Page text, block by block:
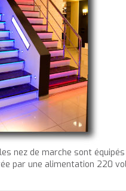
nez de marche sont
par une alimentation 220